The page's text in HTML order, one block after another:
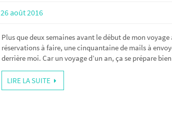
26 août 2016
Plus que deux semaines avant le début de mon
réservations à faire, une cinquantaine de mails à
derrière moi. Car un voyage d’un an, ça se prépare
LIRE LA SUITE